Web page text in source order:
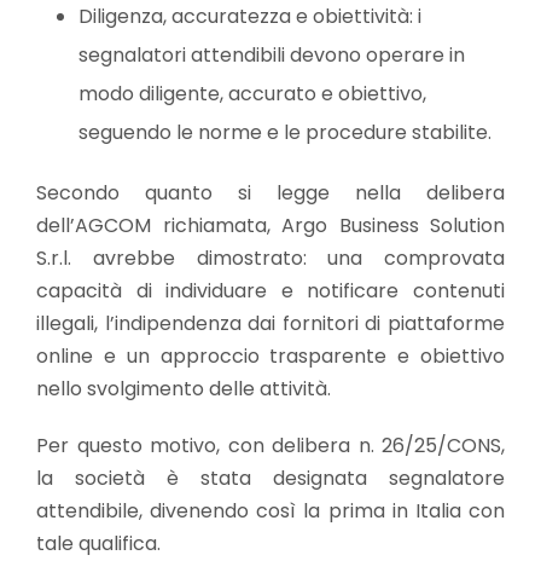
Diligenza, accuratezza e obiettività: i
segnalatori attendibili devono operare in
modo diligente, accurato e obiettivo,
seguendo le norme e le procedure stabilite.
Secondo quanto si legge nella delibera
dell’AGCOM richiamata, Argo Business Solution
S.r.l. avrebbe dimostrato: una comprovata
capacità di individuare e notificare contenuti
illegali, l’indipendenza dai fornitori di piattaforme
online e un approccio trasparente e obiettivo
nello svolgimento delle attività.
Per questo motivo, con delibera n. 26/25/CONS,
la società è stata designata segnalatore
attendibile, divenendo così la prima in Italia con
tale qualifica.